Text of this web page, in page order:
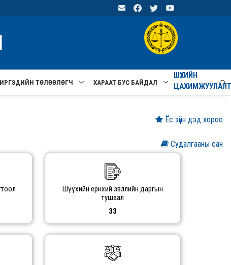
ИРГЭДИЙН ТӨЛӨӨЛӨГЧ ХАРААТ БУС БАЙДАЛ
ШҮҮХИЙН
Шүүхийн ерөнхий зөвлөлийн даргын
тушаал
33
Судалгааны сан
Ёс зүйн дэд хороо